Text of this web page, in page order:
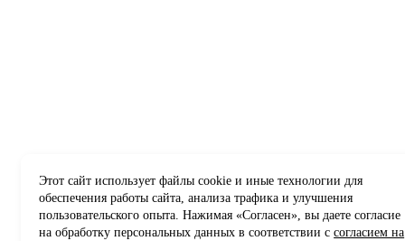
Этот сайт использует файлы cookie и иные технологии для
обеспечения работы сайта, анализа трафика и улучшения
пользовательского опыта. Нажимая «Согласен», вы даете согласие
на обработку персональных данных в соответствии ссогласием на